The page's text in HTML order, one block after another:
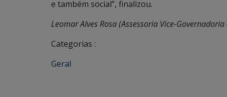
e também social”, finalizou.
Leomar Alves Rosa (Assessoria Vice-Governadoria
Categorias :
Geral